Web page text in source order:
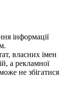
iнформацiї
власних імен
а рекламної
не збiгатися